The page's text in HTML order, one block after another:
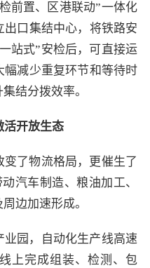
前置、区港联动”一体化
出口集结中心，将铁路安
站式”安检后，可直接运
减少重复环节和等待时
结分拨效率。
活开放生态
了物流格局，更催生了
汽车制造、粮油加工、
边加速形成。
园，自动化生产线高速
上完成组装、检测、包